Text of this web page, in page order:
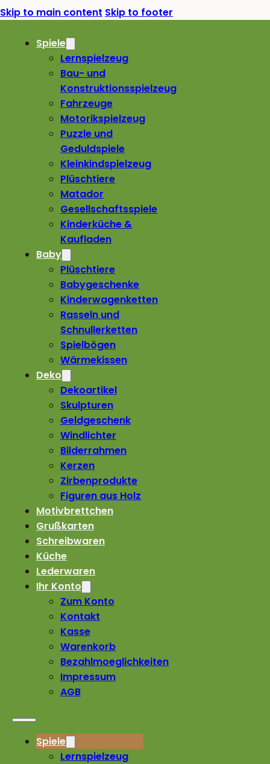
Skip to main content Skip to footer
Spiele
Lernspielzeug
Bau- und
Konstruktionsspielzeug
Fahrzeuge
Motorikspielzeug
Puzzle und
Geduldspiele
Kleinkindspielzeug
Plüschtiere
Matador
Gesellschaftsspiele
Kinderküche &
Kaufladen
Baby
Plüschtiere
Babygeschenke
Kinderwagenketten
Rasseln und
Schnullerketten
Spielbögen
Wärmekissen
Deko
Dekoartikel
Skulpturen
Geldgeschenk
Windlichter
Bilderrahmen
Kerzen
Zirbenprodukte
Figuren aus Holz
Motivbrettchen
Grußkarten
Schreibwaren
Küche
Lederwaren
Ihr Konto
Zum Konto
Kontakt
Kasse
Warenkorb
Bezahlmoeglichkeiten
Impressum
AGB
Spiele
Lernspielzeug